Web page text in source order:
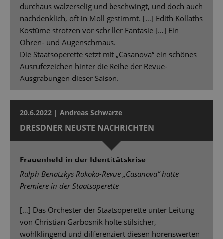
durchaus walzerselig und beschwingt, und doch auch
nachdenklich, oft in Moll gestimmt. […] Edith Kollaths
Kostüme strotzen vor schriller Fantasie […] Ein
Ohren- und Augenschmaus.
Die Staatsoperette setzt mit „Casanova“ ein schönes
Ausrufezeichen hinter die Reihe der Revue-
Ausgrabungen dieser Saison.
20.6.2022 | Andreas Schwarze
DRESDNER NEUSTE NACHRICHTEN
Frauenheld in der Identitätskrise
Ralph Benatzkys Rokoko-Revue „Casanova“ hatte
Premiere in der Staatsoperette
[…] Das Orchester der Staatsoperette unter Leitung
von Christian Garbosnik holte stilsicher,
wohlklingend und differenziert diesen hörenswerten